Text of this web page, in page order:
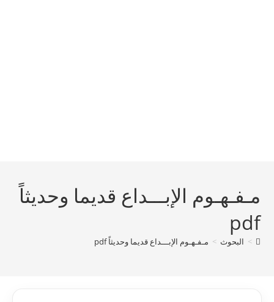
مـفـهـوم الإبـــداع قديما وحديثاً
pdf
> البحوث > مـفـهـوم الإبـــداع قديما وحديثاً pdf